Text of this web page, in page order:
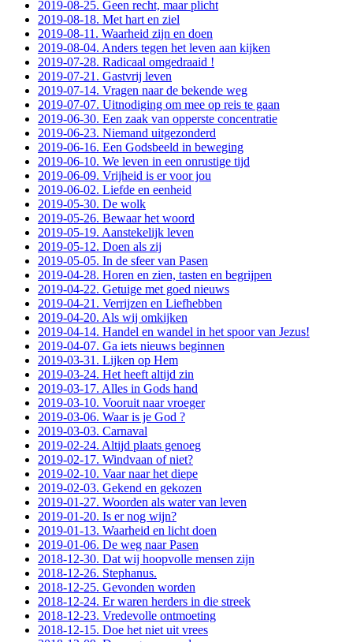
2019-08-25. Geen recht, maar plicht
2019-08-18. Met hart en ziel
2019-08-11. Waarheid zijn en doen
2019-08-04. Anders tegen het leven aan kijken
2019-07-28. Radicaal omgedraaid !
2019-07-21. Gastvrij leven
2019-07-14. Vragen naar de bekende weg
2019-07-07. Uitnodiging om mee op reis te gaan
2019-06-30. Een zaak van opperste concentratie
2019-06-23. Niemand uitgezonderd
2019-06-16. Een Godsbeeld in beweging
2019-06-10. We leven in een onrustige tijd
2019-06-09. Vrijheid is er voor jou
2019-06-02. Liefde en eenheid
2019-05-30. De wolk
2019-05-26. Bewaar het woord
2019-05-19. Aanstekelijk leven
2019-05-12. Doen als zij
2019-05-05. In de sfeer van Pasen
2019-04-28. Horen en zien, tasten en begrijpen
2019-04-22. Getuige met goed nieuws
2019-04-21. Verrijzen en Liefhebben
2019-04-20. Als wij omkijken
2019-04-14. Handel en wandel in het spoor van Jezus!
2019-04-07. Ga iets nieuws beginnen
2019-03-31. Lijken op Hem
2019-03-24. Het heeft altijd zin
2019-03-17. Alles in Gods hand
2019-03-10. Vooruit naar vroeger
2019-03-06. Waar is je God ?
2019-03-03. Carnaval
2019-02-24. Altijd plaats genoeg
2019-02-17. Windvaan of niet?
2019-02-10. Vaar naar het diepe
2019-02-03. Gekend en gekozen
2019-01-27. Woorden als water van leven
2019-01-20. Is er nog wijn?
2019-01-13. Waarheid en licht doen
2019-01-06. De weg naar Pasen
2018-12-30. Dat wij hoopvolle mensen zijn
2018-12-26. Stephanus.
2018-12-25. Gevonden worden
2018-12-24. Er waren herders in die streek
2018-12-23. Vredevolle ontmoeting
2018-12-15. Doe het niet uit vrees